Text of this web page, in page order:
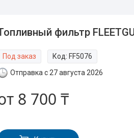
фильтр
Под заказ Код: FF5076
Отправка с 27 августа 2026
8 700 ₸